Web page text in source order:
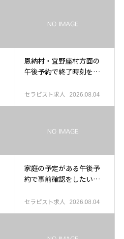
恩納村・宜野座村方面の
午後予約で終了時刻を整
セラピスト求人 2026.08.04
家庭の予定がある午後予
約で事前確認をしたい人
セラピスト求人 2026.08.04